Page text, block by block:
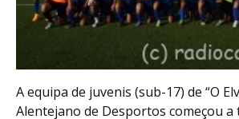
A equipa de juvenis (sub-17) de “O
Alentejano de Desportos começou a